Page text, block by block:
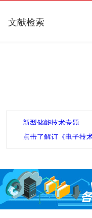
文献检索
新型储能技术专题
点击了解订《电子技